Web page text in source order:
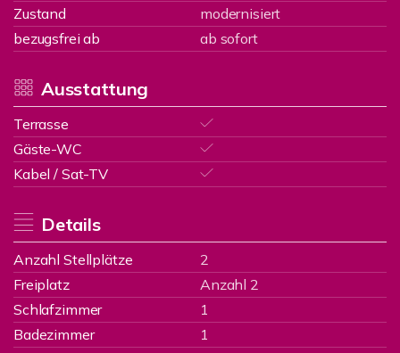
Zustand
modernisiert
bezugsfrei ab
ab sofort
Ausstattung
Terrasse
Gäste-WC
Kabel / Sat-TV
Details
Anzahl Stellplätze
2
Freiplatz
Anzahl 2
Schlafzimmer
1
Badezimmer
1